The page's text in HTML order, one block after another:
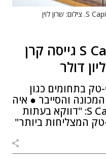
בזמן הקורונה: S Capital גייסה קרן
בתחומים כגון
והסייבר ● איה
פטרבורג, שותפה ב-S Capital: "דווקא בעתות
המצליחות ביותר"